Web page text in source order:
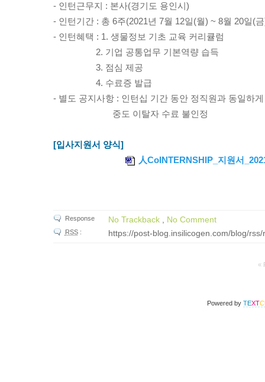
- 인턴근무지 : 본사(경기도 용인시)
- 인턴기간 : 총 6주(2021년 7월 12일(월) ~ 8월 20일(
- 인턴혜택 : 1. 생물정보 기초 교육 커리큘럼
2. 기업 공통업무 기본역량 습득
3. 점심 제공
4. 수료증 발급
- 별도 공지사항 : 인턴십 기간 동안 정직원과 동일하
중도 이탈자 수료 불인정
[입사지원서 양식]
人CoINTERNSHIP_지원서
Response No Trackback No Comment
RSS: https://post-blog.insilicogen.com/blog/
«
Powered by TEXTC